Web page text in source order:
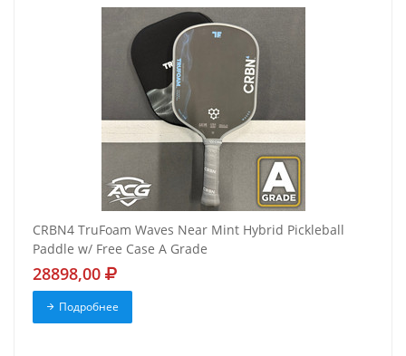
CRBN4 TruFoam Waves Near Mint Hybrid Pickleball
Paddle w/ Free Case A Grade
28898,00
Подробнее